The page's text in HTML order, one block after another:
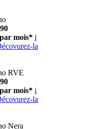
mois* i
la
RVE
mois* i
la
Nera